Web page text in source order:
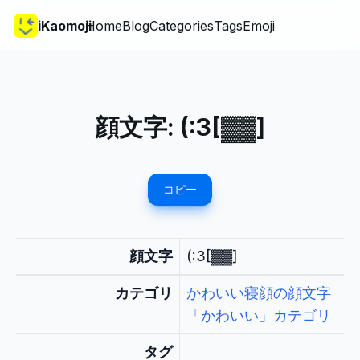
iKaomojiHomeBlogCategoriesTagsEmoji
顔文字: (:3[▓▓]
コピー
顔文字 (:3[▓▓]
カテゴリ
かわいい寝顔の顔文字
「かわいい」カテゴリ
タグ